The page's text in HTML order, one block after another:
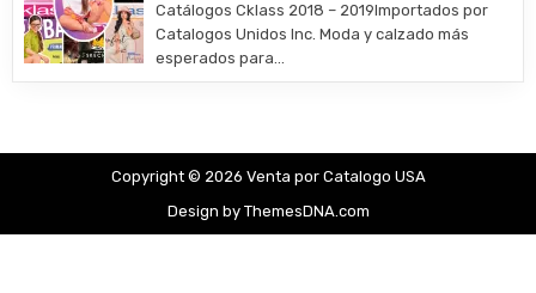
Catálogos Cklass 2018 – 2019Importados por
Catalogos Unidos Inc. Moda y calzado más
esperados para…
Copyright © 2026 Venta por Catalogo USA
Design by ThemesDNA.com